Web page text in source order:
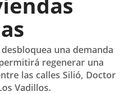
una demanda
regenerar una
las calles Silió, Doctor
Vadillos.